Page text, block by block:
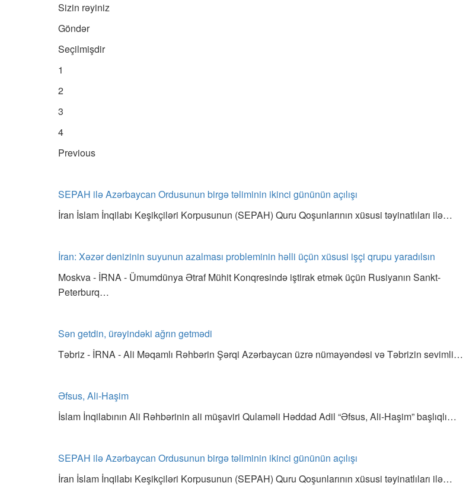
Sizin rəyiniz
Göndər
Seçilmişdir
1
2
3
4
Previous
SEPAH ilə Azərbaycan Ordusunun birgə təliminin ikinci gününün açılışı
İran İslam İnqilabı Keşikçiləri Korpusunun (SEPAH) Quru Qoşunlarının xüsusi təyinatlıları ilə…
İran: Xəzər dənizinin suyunun azalması probleminin həlli üçün xüsusi işçi qrupu yaradılsın
Moskva - İRNA - Ümumdünya Ətraf Mühit Konqresində iştirak etmək üçün Rusiyanın Sankt-
Peterburq…
Sən getdin, ürəyindəki ağrın getmədi
Təbriz - İRNA - Ali Məqamlı Rəhbərin Şərqi Azərbaycan üzrə nümayəndəsi və Təbrizin sevimli…
Əfsus, Ali-Haşim
İslam İnqilabının Ali Rəhbərinin ali müşaviri Qulaməli Həddad Adil “Əfsus, Ali-Haşim” başlıqlı…
SEPAH ilə Azərbaycan Ordusunun birgə təliminin ikinci gününün açılışı
İran İslam İnqilabı Keşikçiləri Korpusunun (SEPAH) Quru Qoşunlarının xüsusi təyinatlıları ilə…